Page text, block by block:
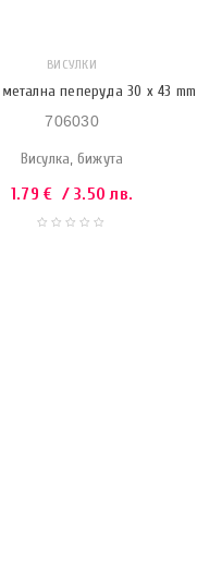
ВИСУЛКИ
метална пеперуда 30 x 43 mm
706030
Висулка, бижута
1.79€ / 3.50 лв.